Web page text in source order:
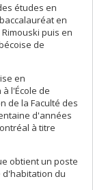
études en
en
puis en
de
en
l'École de
de la Faculté des
d'années
à titre
obtient un poste
d'habitation du